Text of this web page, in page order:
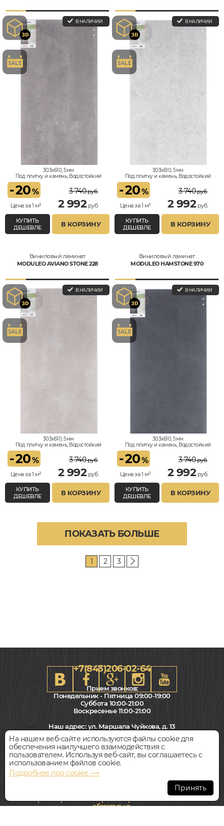
В НАЛИЧИИ
303x610, 5мм
Под плитку и камень, Водостойкий
-20%
Цена за 1 м²
3 740руб.
2 992руб.
КУПИТЬ
ДЕШЕВЛЕ
В КОРЗИНУ
В НАЛИЧИИ
303x610, 5мм
Под плитку и камень, Водостойкий
-20%
Цена за 1 м²
3 740руб.
2 992руб.
КУПИТЬ
ДЕШЕВЛЕ
В КОРЗИНУ
Виниловый ламинат
MODULEO AVIANO STONE 228
В НАЛИЧИИ
303x610, 5мм
Под плитку и камень, Водостойкий
-20%
Цена за 1 м²
3 740руб.
2 992руб.
КУПИТЬ
ДЕШЕВЛЕ
В КОРЗИНУ
Виниловый ламинат
MODULEO HAMSTONE 970
В НАЛИЧИИ
303x610, 5мм
Под плитку и камень, Водостойкий
-20%
Цена за 1 м²
3 740руб.
2 992руб.
КУПИТЬ
ДЕШЕВЛЕ
В КОРЗИНУ
ПОКАЗАТЬ БОЛЬШЕ
1 2 3
+7(843)206-02-64
Прием звонков:
Понедельник - Пятница 09:00-19:00
Суббота 10:00-21:00
Воскресенье 11:00-21:00
Наш адрес:ул. Маршала Чуйкова, д. 13
Салон "Паркет Пол"
Всегда свободная парковка
© Интернет-магазин Polvamvdom.ru 2011-2026. Все права
При копировании материалов прямая ссылка на сайт
обязательна.
На нашем веб-сайте используются файлы cookie для
обеспечения наилучшего взаимодействия с
пользователем. Используя веб-сайт, вы соглашаетесь с
использованием файлов cookie.
Подробнее про cookie ⟶
Принять